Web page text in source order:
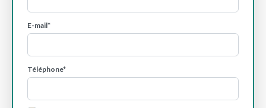
E-mail*
Téléphone*